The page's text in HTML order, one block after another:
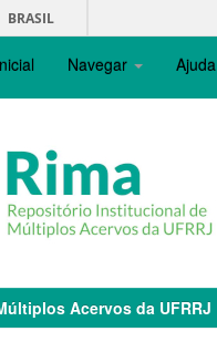
BRASIL
Navegar Ajuda
Acervos da UFRRJ